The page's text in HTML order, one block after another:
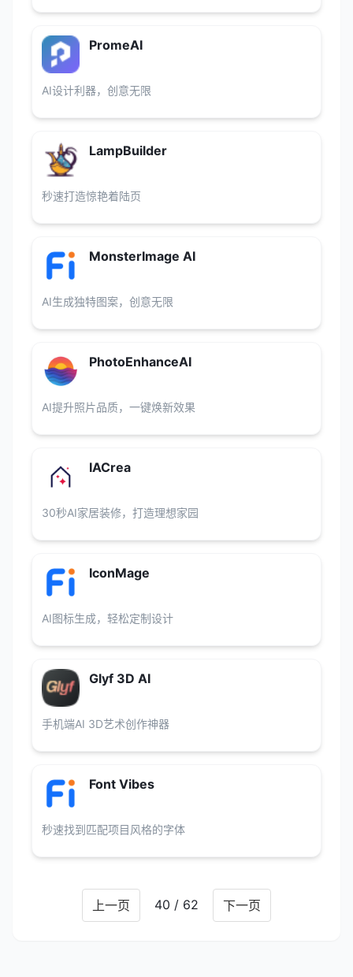
PromeAI
AI设计利器，创意无限
LampBuilder
秒速打造惊艳着陆页
MonsterImage AI
AI生成独特图案，创意无限
PhotoEnhanceAI
AI提升照片品质，一键焕新效果
IACrea
30秒AI家居装修，打造理想家园
IconMage
AI图标生成，轻松定制设计
Glyf 3D AI
手机端AI 3D艺术创作神器
Font Vibes
秒速找到匹配项目风格的字体
上一页 40 / 62 下一页